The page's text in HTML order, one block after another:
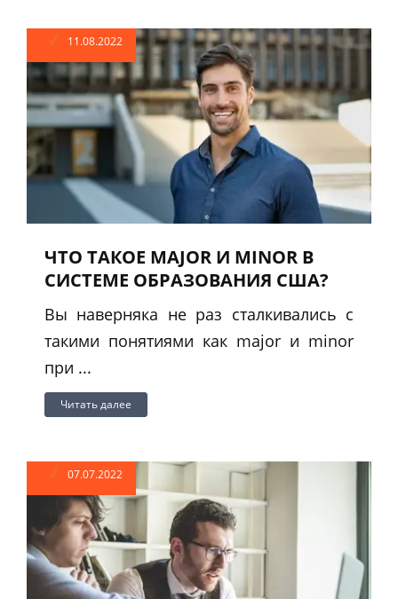
11.08.2022
ЧТО ТАКОЕ MAJOR И MINOR В
СИСТЕМЕ ОБРАЗОВАНИЯ США?
Вы наверняка не раз сталкивались с
такими понятиями как major и minor
при ...
Читать далее
07.07.2022